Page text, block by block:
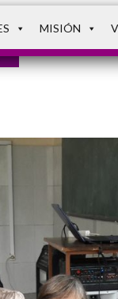
MISIÓN